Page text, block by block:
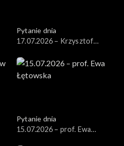
Pytanie dnia
17.07.2026 – Krzysztof
Pytanie dnia
15.07.2026 – prof. Ewa